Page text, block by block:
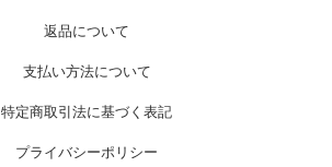
返品について
支払い方法について
特定商取引法に基づく表記
プライバシーポリシー